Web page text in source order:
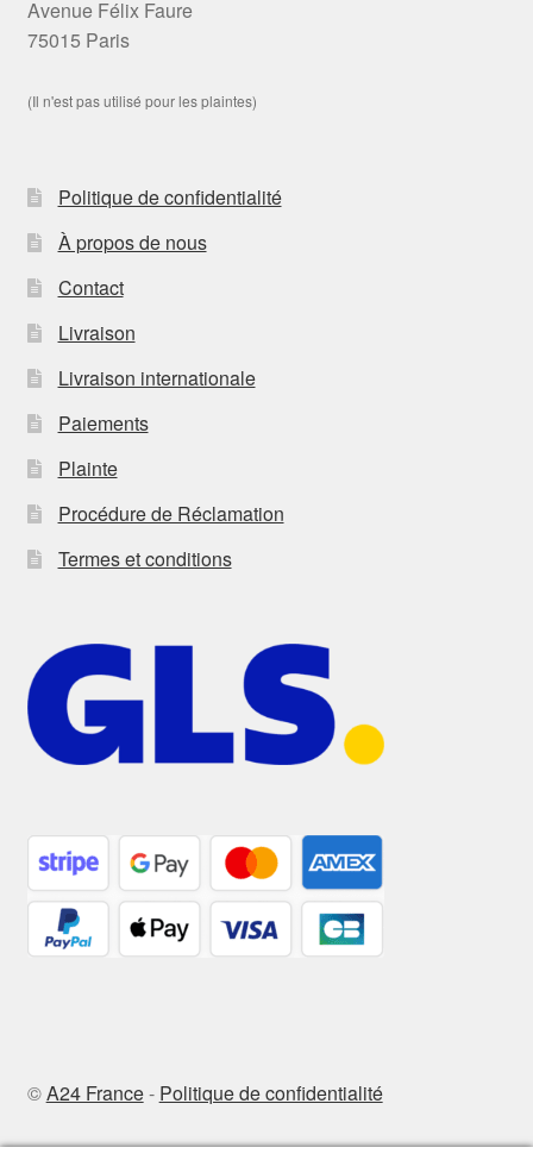
Avenue Félix Faure
75015 Paris
(Il n'est pas utilisé pour les plaintes)
Politique de confidentialité
À propos de nous
Contact
Livraison
Livraison internationale
Paiements
Plainte
Procédure de Réclamation
Termes et conditions
©A24 France- Politique de confidentialité